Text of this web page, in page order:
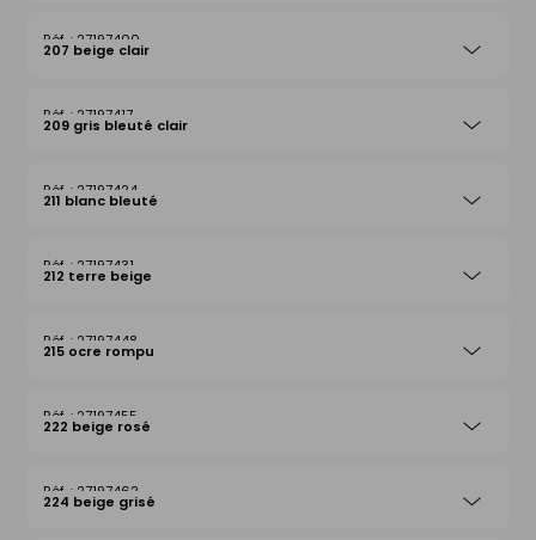
27197400
207 beige clair
27197417
209 gris bleuté clair
27197424
211 blanc bleuté
27197431
212 terre beige
27197448
215 ocre rompu
27197455
222 beige rosé
27197462
224 beige grisé